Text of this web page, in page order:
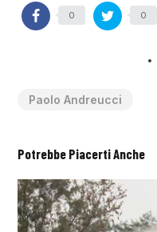
0 0
Paolo Andreucci
Potrebbe Piacerti Anche